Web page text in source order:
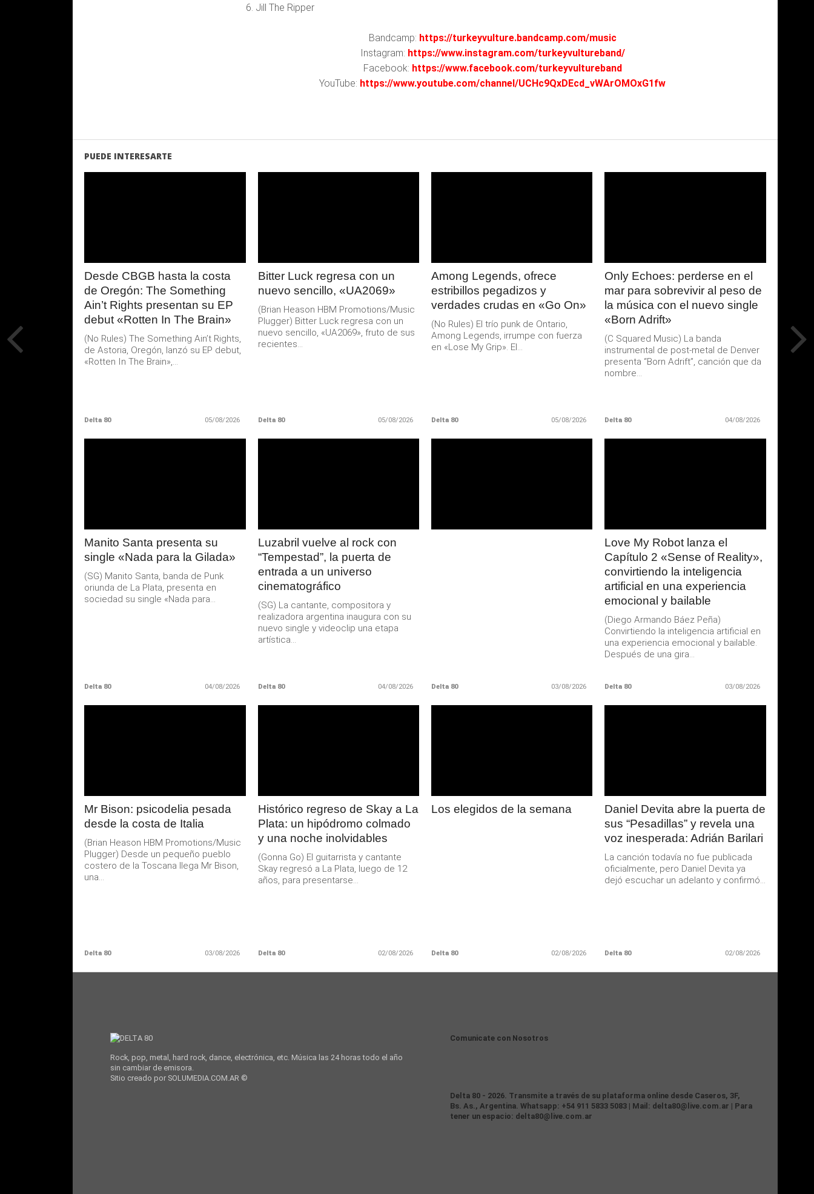
Jill The Ripper
Bandcamp: https://turkeyvulture.bandcamp.com/music
Instagram: https://www.instagram.com/turkeyvultureband/
Facebook: https://www.facebook.com/turkeyvultureband
YouTube: https://www.youtube.com/channel/UCHc9QxDEcd_vWArOMOxG1fw
PUEDE INTERESARTE
Desde CBGB hasta la costa
de Oregón: The Something
Ain’t Rights presentan su EP
debut «Rotten In The Brain»
(No Rules) The Something Ain’t Rights,
de Astoria, Oregón, lanzó su EP debut,
«Rotten In The Brain»,...
Delta 80 05/08/2026
Bitter Luck regresa con un
nuevo sencillo, «UA2069»
(Brian Heason HBM Promotions/Music
Plugger) Bitter Luck regresa con un
nuevo sencillo, «UA2069», fruto de sus
recientes...
Delta 80 05/08/2026
Among Legends, ofrece
estribillos pegadizos y
verdades crudas en «Go On»
(No Rules) El trío punk de Ontario,
Among Legends, irrumpe con fuerza
en «Lose My Grip». El...
Delta 80 05/08/2026
Only Echoes: perderse en el
mar para sobrevivir al peso de
la música con el nuevo single
«Born Adrift»
(C Squared Music) La banda
instrumental de post-metal de Denver
presenta “Born Adrift”, canción que da
nombre...
Delta 80 04/08/2026
Manito Santa presenta su
single «Nada para la Gilada»
(SG) Manito Santa, banda de Punk
oriunda de La Plata, presenta en
sociedad su single «Nada para...
Delta 80 04/08/2026
Luzabril vuelve al rock con
“Tempestad”, la puerta de
entrada a un universo
cinematográfico
(SG) La cantante, compositora y
realizadora argentina inaugura con su
nuevo single y videoclip una etapa
artística...
Delta 80 04/08/2026 Delta 80 03/08/2026
Love My Robot lanza el
Capítulo 2 «Sense of Reality»,
convirtiendo la inteligencia
artificial en una experiencia
emocional y bailable
(Diego Armando Báez Peña)
Convirtiendo la inteligencia artificial en
una experiencia emocional y bailable.
Después de una gira...
Delta 80 03/08/2026
Mr Bison: psicodelia pesada
desde la costa de Italia
(Brian Heason HBM Promotions/Music
Plugger) Desde un pequeño pueblo
costero de la Toscana llega Mr Bison,
una...
Delta 80 03/08/2026
Histórico regreso de Skay a La
Plata: un hipódromo colmado
y una noche inolvidables
(Gonna Go) El guitarrista y cantante
Skay regresó a La Plata, luego de 12
años, para presentarse...
Delta 80 02/08/2026
Los elegidos de la semana
Delta 80 02/08/2026
Daniel Devita abre la puerta de
sus “Pesadillas” y revela una
voz inesperada: Adrián Barilari
La canción todavía no fue publicada
oficialmente, pero Daniel Devita ya
dejó escuchar un adelanto y confirmó...
Delta 80 02/08/2026
Rock, pop, metal, hard rock, dance, electrónica, etc. Música las 24 horas todo el año
sin cambiar de emisora.
Sitio creado por SOLUMEDIA.COM.AR ©
Comunicate con Nosotros
Delta 80 - 2026. Transmite a través de su plataforma online desde Caseros, 3F,
Bs. As., Argentina. Whatsapp: +54 911 5833 5083 | Mail: delta80@live.com.ar | Para
tener un espacio: delta80@live.com.ar